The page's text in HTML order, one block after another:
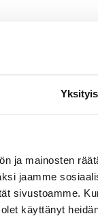
ja mainosten
jaamme
sivustoamme.
käyttänyt